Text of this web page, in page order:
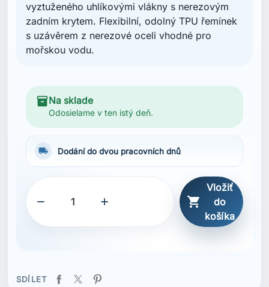
vyztuženého uhlíkovými vlákny s nerezovým
zadním krytem. Flexibilní, odolný TPU řemínek
s uzávěrem z nerezové oceli vhodné pro
mořskou vodu.
inventory_2Na sklade
Odosielame v ten istý deň.
local_shipping Dodání do dvou pracovních dnů
  
Vložiť
do
košíka
SDÍLET